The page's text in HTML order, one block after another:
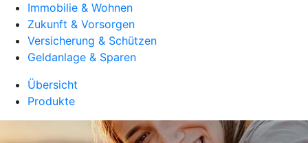
Immobilie & Wohnen
Zukunft & Vorsorgen
Versicherung & Schützen
Geldanlage & Sparen
Übersicht
Produkte